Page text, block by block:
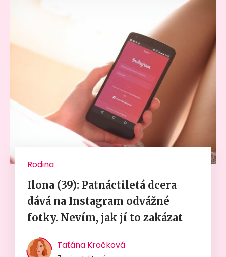
Rodina
Ilona (39): Patnáctiletá dcera
dává na Instagram odvážné
fotky. Nevím, jak jí to zakázat
Taťána Kročková